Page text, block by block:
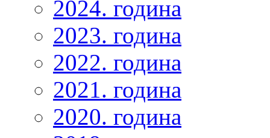
2024. година
2023. година
2022. година
2021. година
2020. година